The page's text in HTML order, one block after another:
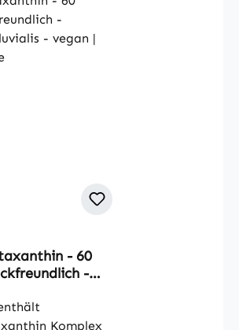
- 60
-
Vitalstoffe
Komplex